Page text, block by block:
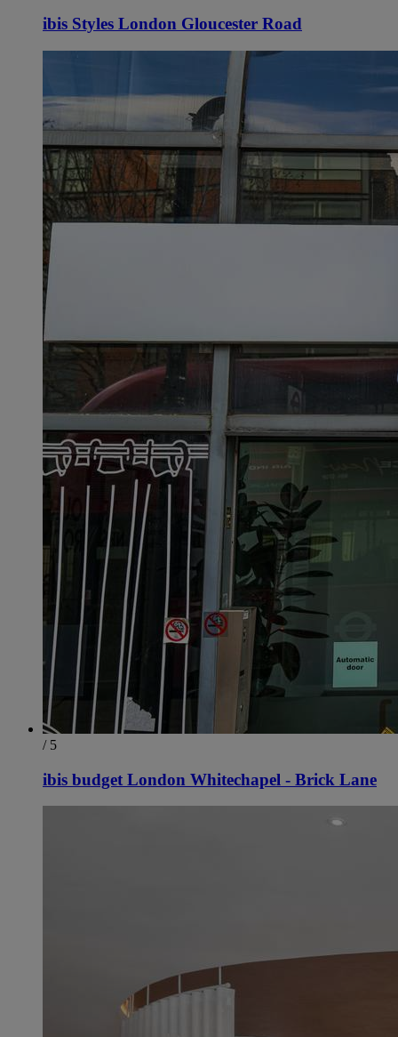
ibis Styles London Gloucester Road
/ 5
ibis budget London Whitechapel - Brick Lane